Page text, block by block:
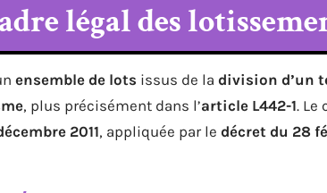
légal des
ensemble de lots issus de la division d’un
, plus précisément dans l’article L442-1. Le
2011, appliquée par le décret du 28